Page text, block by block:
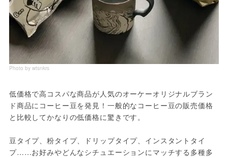
Photo by wtsnkrs
低価格で高コスパな商品が人気のオーケーオリジナルブラン
ド商品にコーヒー豆を発見！一般的なコーヒー豆の販売価格
と比較してかなりの低価格に驚きです。
豆タイプ、粉タイプ、ドリップタイプ、インスタントタイ
プ……お好みやどんなシチュエーションにマッチする多種多